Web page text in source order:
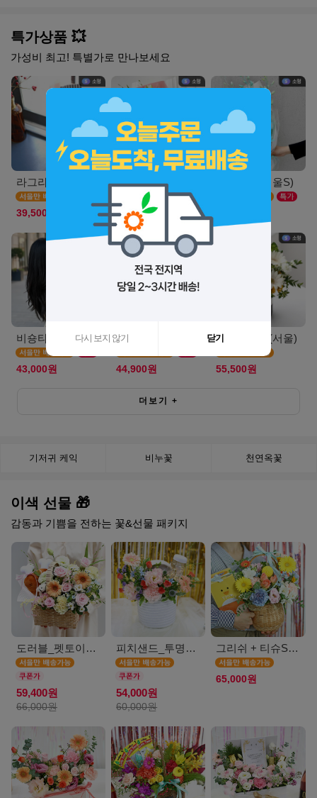
특가상품 💥
가성비 최고! 특별가로 만나보세요
39,500원
스마일리(서울S)
39,900원
루나민트(서울S)
비숑타임(서울S)
43,000원
캣블라썸(서울)
44,900원
에그타르트(서울)
55,500원
더보기 +
기저귀 케익 비누꽃 천연옥꽃
이색 선물 🎁
감동과 기쁨을 전하는 꽃&선물 패키지
도러블_펫토이인형(서울)
59,400원
66,000원
피치샌드_투명보틀(서울)
54,000원
60,000원
그리쉬 + 티슈SET(서울)
65,000원
다시 보지 않기 닫기